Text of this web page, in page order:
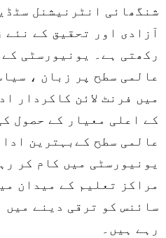
شنگھائی انٹرنیشنل
آزادی اور تحقیق کے نئے
رکھتی ہے۔ یونیورسٹی
عالمی سطح پر زبان ،
میں فرنٹ لائن کاکردار
کے اعلی معیار کے حصول
عالمی سطح کےبہترین
یونیورسٹی میں کام کر
مراکز تعلیم کے میدان
سائنس کو ترقی دینے میں
رہے ہیں۔